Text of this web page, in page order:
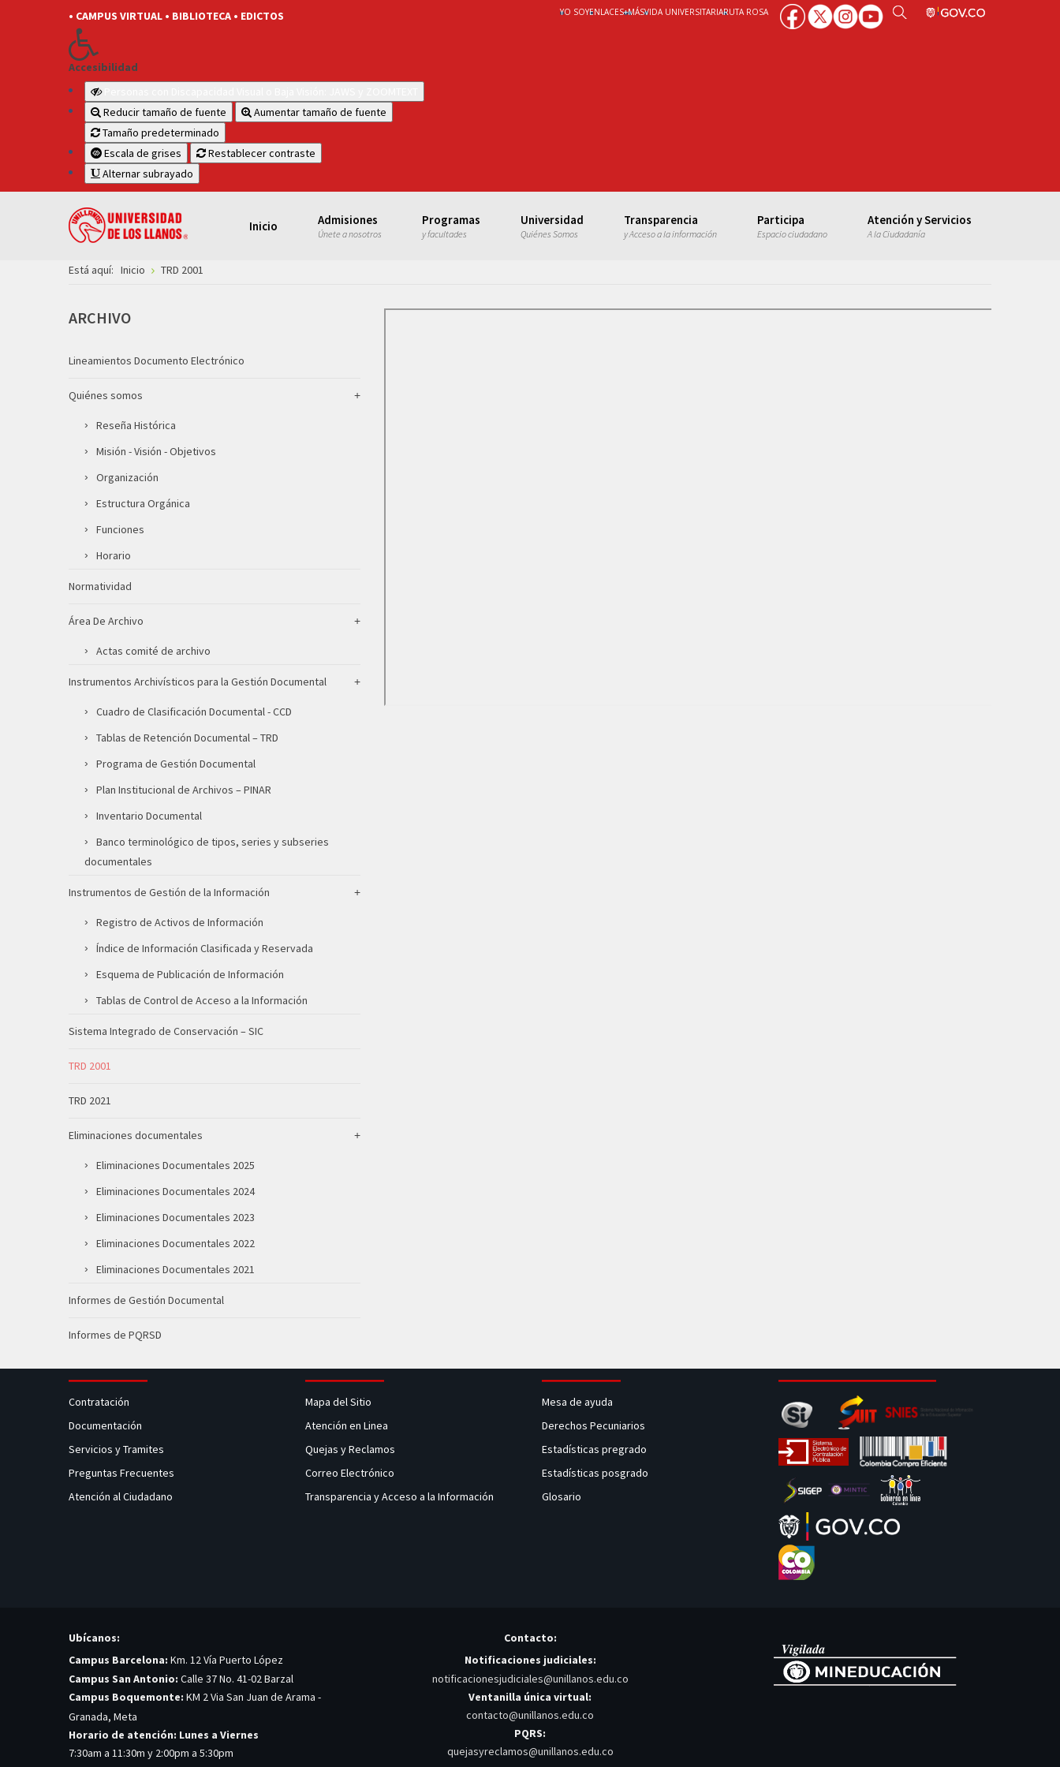
• CAMPUS VIRTUAL • BIBLIOTECA • EDICTOS
Accesibilidad
Reducir tamaño de fuente
Aumentar tamaño de fuente
Tamaño predeterminado
Escala de grises
Restablecer contraste
Alternar subrayado
YO SOYENLACES+MÁSVIDA UNIVERSITARIARUTA ROSA
Inicio Admisiones
Únete a nosotros
Programas
y facultades
Universidad
Quiénes Somos
Transparencia
y Acceso a la información
Participa
Espacio ciudadano
Atención y Servicios
A la Ciudadanía
Está aquí: Inicio TRD 2001
ARCHIVO
Lineamientos Documento Electrónico
Quiénes somos
Reseña Histórica
Misión - Visión - Objetivos
Organización
Estructura Orgánica
Funciones
Horario
Normatividad
Área De Archivo
Actas comité de archivo
Instrumentos Archivísticos para la Gestión Documental
Cuadro de Clasificación Documental - CCD
Tablas de Retención Documental – TRD
Programa de Gestión Documental
Plan Institucional de Archivos – PINAR
Inventario Documental
Banco terminológico de tipos, series y subseries
documentales
Instrumentos de Gestión de la Información
Registro de Activos de Información
Índice de Información Clasificada y Reservada
Esquema de Publicación de Información
Tablas de Control de Acceso a la Información
Sistema Integrado de Conservación – SIC
TRD 2001
TRD 2021
Eliminaciones documentales
Eliminaciones Documentales 2025
Eliminaciones Documentales 2024
Eliminaciones Documentales 2023
Eliminaciones Documentales 2022
Eliminaciones Documentales 2021
Informes de Gestión Documental
Informes de PQRSD
Contratación
Documentación
Servicios y Tramites
Preguntas Frecuentes
Atención al Ciudadano
Mapa del Sitio
Atención en Linea
Quejas y Reclamos
Correo Electrónico
Transparencia y Acceso a la Información
Mesa de ayuda
Derechos Pecuniarios
Estadísticas pregrado
Estadísticas posgrado
Glosario
Ubícanos:
Campus Barcelona: Km. 12 Vía Puerto López
Campus San Antonio: Calle 37 No. 41-02 Barzal
Campus Boquemonte: KM 2 Via San Juan de Arama -
Granada, Meta
Horario de atención: Lunes a Viernes
7:30am a 11:30m y 2:00pm a 5:30pm
Contacto:
Notificaciones judiciales:
notificacionesjudiciales@unillanos.edu.co
Ventanilla única virtual:
contacto@unillanos.edu.co
PQRS:
quejasyreclamos@unillanos.edu.co